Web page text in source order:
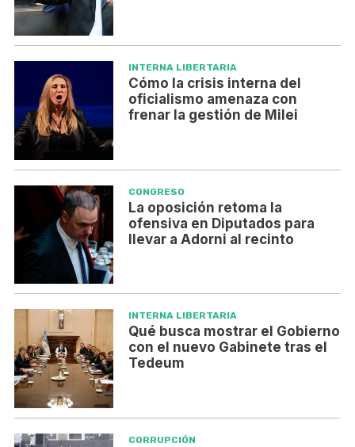
INTERNA LIBERTARIA
Cómo la crisis interna del
oficialismo amenaza con
frenar la gestión de Milei
CONGRESO
La oposición retoma la
ofensiva en Diputados para
llevar a Adorni al recinto
INTERNA LIBERTARIA
Qué busca mostrar el Gobierno
con el nuevo Gabinete tras el
Tedeum
CORRUPCIÓN